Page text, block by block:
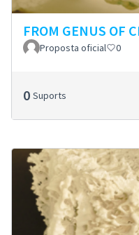
FROM GENUS OF
Proposta oficial 0
0 Suports